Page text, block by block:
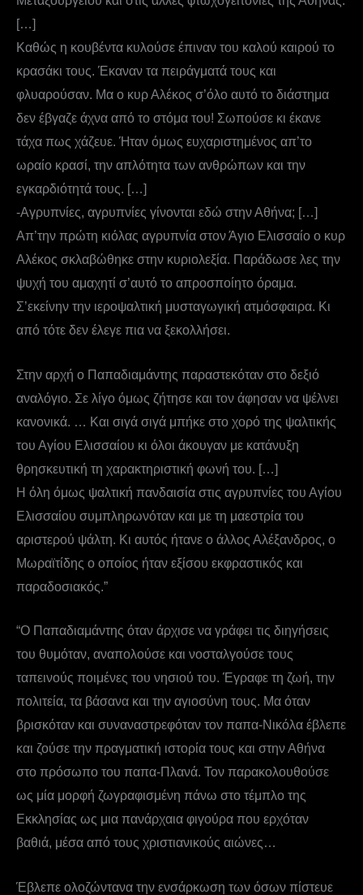
[…]
Καθώς η κουβέντα κυλούσε έπιναν του καλού καιρού το
κρασάκι τους. Έκαναν τα πειράγματά τους και
φλυαρούσαν. Μα ο κυρ Αλέκος σ’όλο αυτό το διάστημα
δεν έβγαζε άχνα από το στόμα του! Σωπούσε κι έκανε
τάχα πως χάζευε. Ήταν όμως ευχαριστημένος απ’το
ωραίο κρασί, την απλότητα των ανθρώπων και την
εγκαρδιότητά τους. […]
-Αγρυπνίες, αγρυπνίες γίνονται εδώ στην Αθήνα; […]
Απ’την πρώτη κιόλας αγρυπνία στον Άγιο Ελισσαίο ο κυρ
Αλέκος σκλαβώθηκε στην κυριολεξία. Παράδωσε λες την
ψυχή του αμαχητί σ’αυτό το απροσποίητο όραμα.
Σ’εκείνην την ιεροψαλτική μυσταγωγική ατμόσφαιρα. Κι
από τότε δεν έλεγε πια να ξεκολλήσει.
Στην αρχή ο Παπαδιαμάντης παραστεκόταν στο δεξιό
αναλόγιο. Σε λίγο όμως ζήτησε και τον άφησαν να ψέλνει
κανονικά. … Και σιγά σιγά μπήκε στο χορό της ψαλτικής
του Αγίου Ελισσαίου κι όλοι άκουγαν με κατάνυξη
θρησκευτική τη χαρακτηριστική φωνή του. […]
Η όλη όμως ψαλτική πανδαισία στις αγρυπνίες του Αγίου
Ελισσαίου συμπληρωνόταν και με τη μαεστρία του
αριστερού ψάλτη. Κι αυτός ήτανε ο άλλος Αλέξανδρος, ο
Μωραϊτίδης ο οποίος ήταν εξίσου εκφραστικός και
παραδοσιακός.”
“Ο Παπαδιαμάντης όταν άρχισε να γράφει τις διηγήσεις
του θυμόταν, αναπολούσε και νοσταλγούσε τους
ταπεινούς ποιμένες του νησιού του. Έγραφε τη ζωή, την
πολιτεία, τα βάσανα και την αγιοσύνη τους. Μα όταν
βρισκόταν και συναναστρεφόταν τον παπα-Νικόλα έβλεπε
και ζούσε την πραγματική ιστορία τους και στην Αθήνα
στο πρόσωπο του παπα-Πλανά. Τον παρακολουθούσε
ως μία μορφή ζωγραφισμένη πάνω στο τέμπλο της
Εκκλησίας ως μια πανάρχαια φιγούρα που ερχόταν
βαθιά, μέσα από τους χριστιανικούς αιώνες…
Έβλεπε ολοζώντανα την ενσάρκωση των όσων πίστευε